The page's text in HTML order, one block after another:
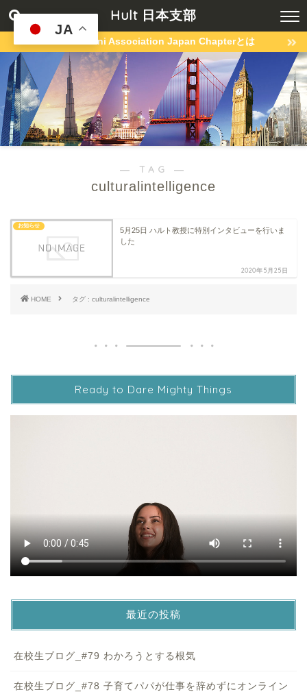
Hult 日本支部
Hult Alumni Association Japan Chapterとは
― TAG ―
culturalintelligence
お知らせ
5月25日 ハルト教授に特別インタビューを行いま
した
2020年5月25日
HOME タグ : culturalintelligence
Ready to Dare Mighty Things
最近の投稿
在校生ブログ_#79 わかろうとする根気
在校生ブログ_#78 子育てパパが仕事を辞めずにオンライン
JA